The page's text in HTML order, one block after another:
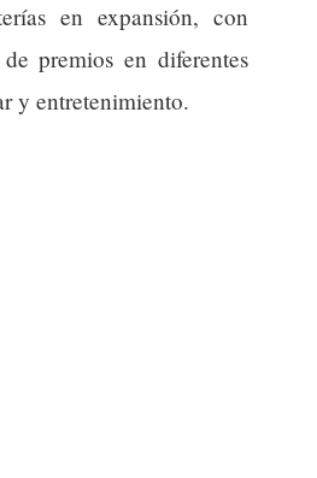
en expansión, con
premios en diferentes
y entretenimiento.